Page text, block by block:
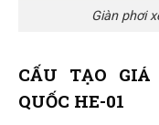
Giàn phơi
CẤU TẠO
QUỐC HE-01